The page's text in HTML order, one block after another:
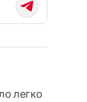
легко